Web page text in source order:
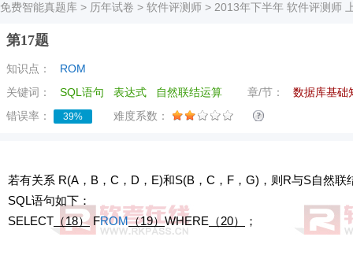
免费智能真题库 > 历年试卷 > 软件评测师 > 2013年下半年 软件评测师
第17题
知识点：
ROM
关键词：
SQL语句 表达式 自然联结运算 章/节：
数据库基础
错误率：
39% 难度系数：
若有关系 R(A，B，C，D，E)和S(B，C，F，G)，则R与S自然
SQL语句如下：
SELECT （18） FROM（19）WHERE （20） ；